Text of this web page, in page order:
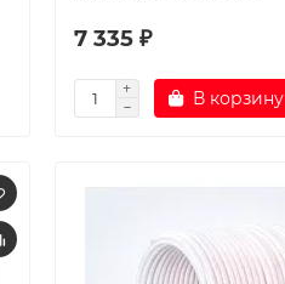
7 335 ₽
В корзину